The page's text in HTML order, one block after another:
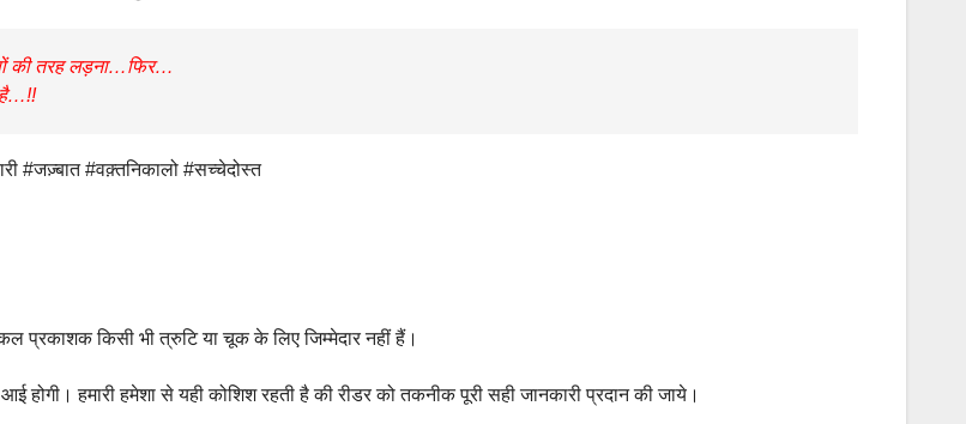
की तरह लड़ना…फिर…
है…!!
#जज़्बात #वक़्तनिकालो #सच्चेदोस्त
प्रकाशक किसी भी त्रुटि या चूक के लिए जिम्मेदार नहीं हैं।
होगी। हमारी हमेशा से यही कोशिश रहती है की रीडर कोतकनीकपूरी सही जानकारी प्रदान की जाये।